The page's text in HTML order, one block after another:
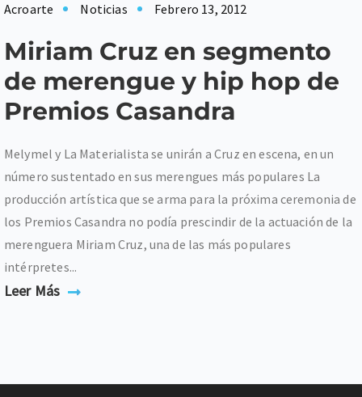
Acroarte Noticias Febrero 13, 2012
Miriam Cruz en segmento
de merengue y hip hop de
Premios Casandra
Melymel y La Materialista se unirán a Cruz en escena, en un
número sustentado en sus merengues más populares La
producción artística que se arma para la próxima ceremonia de
los Premios Casandra no podía prescindir de la actuación de la
merenguera Miriam Cruz, una de las más populares
intérpretes...
Leer Más